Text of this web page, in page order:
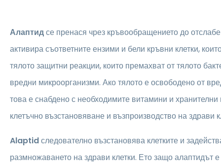
Алаптидсе пренася чрез кръвообращението до
активира съответните ензими и бели кръвни клетки,
тялото защитни реакции, които премахват от тялото
вредни микроорганизми. Ако тялото е освободено от
това е снабдено с необходимите витамини и
клетъчно възстановяване и възпроизводство на здрави
Alaptidследователно възстановява клетките и
размножаването на здрави клетки. Ето защо алаптидът